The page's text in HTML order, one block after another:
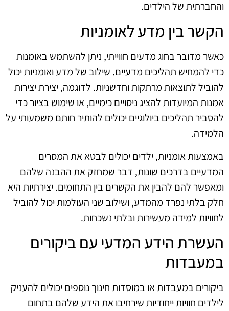
והחברתית של הילדים.
הקשר בין מדע לאומניות
כאשר מדובר בחוג מדעים חווייתי, ניתן להשתמש באומנות
כדי להמחיש תהליכים מדעיים. שילוב של מדע ואומניות יכול
להוביל לתוצאות מרתקות וחדשניות. לדוגמה, יצירת יצירות
אמנות המיועדות להציג ניסויים כימיים, או שימוש בציור כדי
להסביר תהליכים ביולוגיים יכולים להותיר חותם משמעותי על
הלמידה.
באמצעות אומניות, ילדים יכולים לבטא את המסרים
המדעיים בדרכים שונות, דבר שמחזק את ההבנה שלהם
ומאפשר להם להבין את הקשרים בין התחומים. יצירתיות היא
חלק בלתי נפרד מהמדע, ושילוב שני העולמות יכול להוביל
לחוויות למידה מעשירות ובלתי נשכחות.
העשרת הידע המדעי עם ביקורים
במעבדות
ביקורים במעבדות או במוסדות חינוך נוספים יכולים להעניק
לילדים חוויות ייחודיות שירחיבו את הידע שלהם בתחום